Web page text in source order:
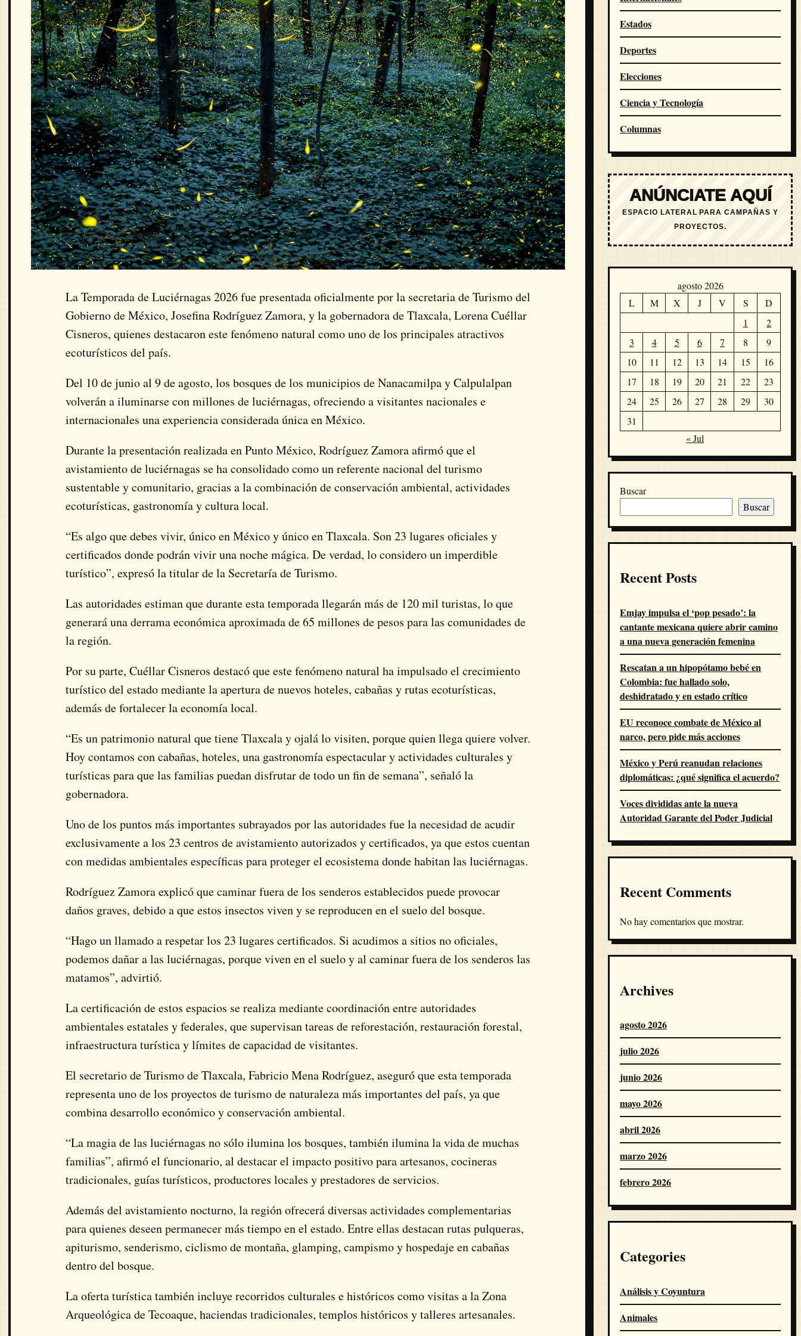
La Temporada de Luciérnagas 2026 fue presentada oficialmente por la secretaria de Turismo del
Gobierno de México, Josefina Rodríguez Zamora, y la gobernadora de Tlaxcala, Lorena Cuéllar
Cisneros, quienes destacaron este fenómeno natural como uno de los principales atractivos
ecoturísticos del país.
Del 10 de junio al 9 de agosto, los bosques de los municipios de Nanacamilpa y Calpulalpan
volverán a iluminarse con millones de luciérnagas, ofreciendo a visitantes nacionales e
internacionales una experiencia considerada única en México.
Durante la presentación realizada en Punto México, Rodríguez Zamora afirmó que el
avistamiento de luciérnagas se ha consolidado como un referente nacional del turismo
sustentable y comunitario, gracias a la combinación de conservación ambiental, actividades
ecoturísticas, gastronomía y cultura local.
“Es algo que debes vivir, único en México y único en Tlaxcala. Son 23 lugares oficiales y
certificados donde podrán vivir una noche mágica. De verdad, lo considero un imperdible
turístico”, expresó la titular de la Secretaría de Turismo.
Las autoridades estiman que durante esta temporada llegarán más de 120 mil turistas, lo que
generará una derrama económica aproximada de 65 millones de pesos para las comunidades de
la región.
Por su parte, Cuéllar Cisneros destacó que este fenómeno natural ha impulsado el crecimiento
turístico del estado mediante la apertura de nuevos hoteles, cabañas y rutas ecoturísticas,
además de fortalecer la economía local.
“Es un patrimonio natural que tiene Tlaxcala y ojalá lo visiten, porque quien llega quiere volver.
Hoy contamos con cabañas, hoteles, una gastronomía espectacular y actividades culturales y
turísticas para que las familias puedan disfrutar de todo un fin de semana”, señaló la
gobernadora.
Uno de los puntos más importantes subrayados por las autoridades fue la necesidad de acudir
exclusivamente a los 23 centros de avistamiento autorizados y certificados, ya que estos cuentan
con medidas ambientales específicas para proteger el ecosistema donde habitan las luciérnagas.
Rodríguez Zamora explicó que caminar fuera de los senderos establecidos puede provocar
daños graves, debido a que estos insectos viven y se reproducen en el suelo del bosque.
“Hago un llamado a respetar los 23 lugares certificados. Si acudimos a sitios no oficiales,
podemos dañar a las luciérnagas, porque viven en el suelo y al caminar fuera de los senderos las
matamos”, advirtió.
La certificación de estos espacios se realiza mediante coordinación entre autoridades
ambientales estatales y federales, que supervisan tareas de reforestación, restauración forestal,
infraestructura turística y límites de capacidad de visitantes.
El secretario de Turismo de Tlaxcala, Fabricio Mena Rodríguez, aseguró que esta temporada
representa uno de los proyectos de turismo de naturaleza más importantes del país, ya que
combina desarrollo económico y conservación ambiental.
“La magia de las luciérnagas no sólo ilumina los bosques, también ilumina la vida de muchas
familias”, afirmó el funcionario, al destacar el impacto positivo para artesanos, cocineras
tradicionales, guías turísticos, productores locales y prestadores de servicios.
Además del avistamiento nocturno, la región ofrecerá diversas actividades complementarias
para quienes deseen permanecer más tiempo en el estado. Entre ellas destacan rutas pulqueras,
apiturismo, senderismo, ciclismo de montaña, glamping, campismo y hospedaje en cabañas
dentro del bosque.
La oferta turística también incluye recorridos culturales e históricos como visitas a la Zona
Arqueológica de Tecoaque, haciendas tradicionales, templos históricos y talleres artesanales.
Estados
Deportes
Elecciones
Ciencia y Tecnología
Columnas
ANÚNCIATE AQUÍ
ESPACIO LATERAL PARA CAMPAÑAS Y
PROYECTOS.
agosto 2026
L
M X J V S
D
1
2
3
4 5 6 7 8
9
10
11 12 13 14 15
16
17
18 19 20 21 22
23
24
25 26 27 28 29
30
31
« Jul
Buscar
Buscar
Recent Posts
Emjay impulsa el ‘pop pesado’: la
cantante mexicana quiere abrir camino
a una nueva generación femenina
Rescatan a un hipopótamo bebé en
Colombia: fue hallado solo,
deshidratado y en estado crítico
EU reconoce combate de México al
narco, pero pide más acciones
México y Perú reanudan relaciones
diplomáticas: ¿qué significa el acuerdo?
Voces divididas ante la nueva
Autoridad Garante del Poder Judicial
Recent Comments
No hay comentarios que mostrar.
Archives
agosto 2026
julio 2026
junio 2026
mayo 2026
abril 2026
marzo 2026
febrero 2026
Categories
Análisis y Coyuntura
Animales